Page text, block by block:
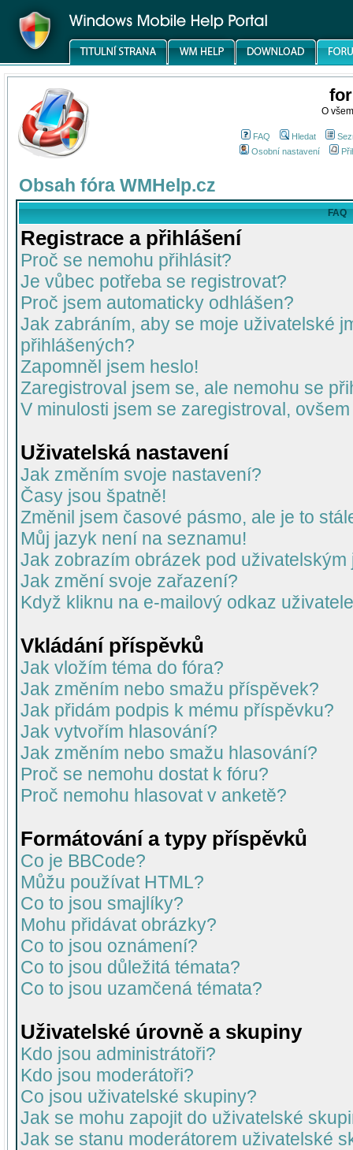
O
FAQ Hledat
Osobní nastavení
Obsah fóra WMHelp.cz
FAQ
Registrace a přihlášení
Proč se nemohu přihlásit?
Je vůbec potřeba se registrovat?
Proč jsem automaticky odhlášen?
Jak zabráním, aby se moje uživatelské
přihlášených?
Zapomněl jsem heslo!
Zaregistroval jsem se, ale nemohu se
V minulosti jsem se zaregistroval,
Uživatelská nastavení
Jak změním svoje nastavení?
Časy jsou špatně!
Změnil jsem časové pásmo, ale je to
Můj jazyk není na seznamu!
Jak zobrazím obrázek pod uživatelským
Jak změní svoje zařazení?
Když kliknu na e-mailový odkaz
Vkládání příspěvků
Jak vložím téma do fóra?
Jak změním nebo smažu příspěvek?
Jak přidám podpis k mému příspěvku?
Jak vytvořím hlasování?
Jak změním nebo smažu hlasování?
Proč se nemohu dostat k fóru?
Proč nemohu hlasovat v anketě?
Formátování a typy příspěvků
Co je BBCode?
Můžu používat HTML?
Co to jsou smajlíky?
Mohu přidávat obrázky?
Co to jsou oznámení?
Co to jsou důležitá témata?
Co to jsou uzamčená témata?
Uživatelské úrovně a skupiny
Kdo jsou administrátoři?
Kdo jsou moderátoři?
Co jsou uživatelské skupiny?
Jak se mohu zapojit do uživatelské
Jak se stanu moderátorem uživatelské